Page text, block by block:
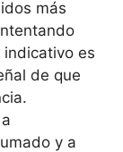
más
es
de que
y a